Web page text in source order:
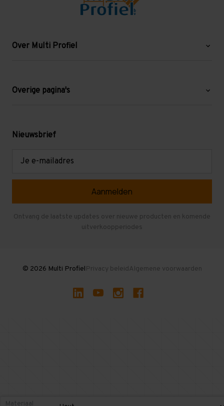
Over Multi Profiel
Blog
Levering en afhalen
Overige pagina's
Mezzanine
Gebruikte entresolvloeren
Nieuwsbrief
Ontvang de laatste updates over nieuwe producten en komende
uitverkoopperiodes
© 2026 Multi ProfielPrivacy beleidAlgemene voorwaarden
Materiaal